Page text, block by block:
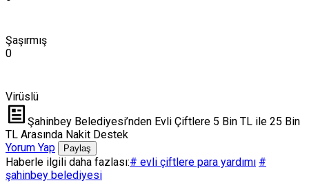
Şaşırmış
0
Virüslü
Şahinbey Belediyesi’nden Evli Çiftlere 5 Bin TL ile 25 Bin
TL Arasında Nakit Destek
Yorum Yap
Paylaş
Haberle ilgili daha fazlası:# evli çiftlere para yardımı #
şahinbey belediyesi